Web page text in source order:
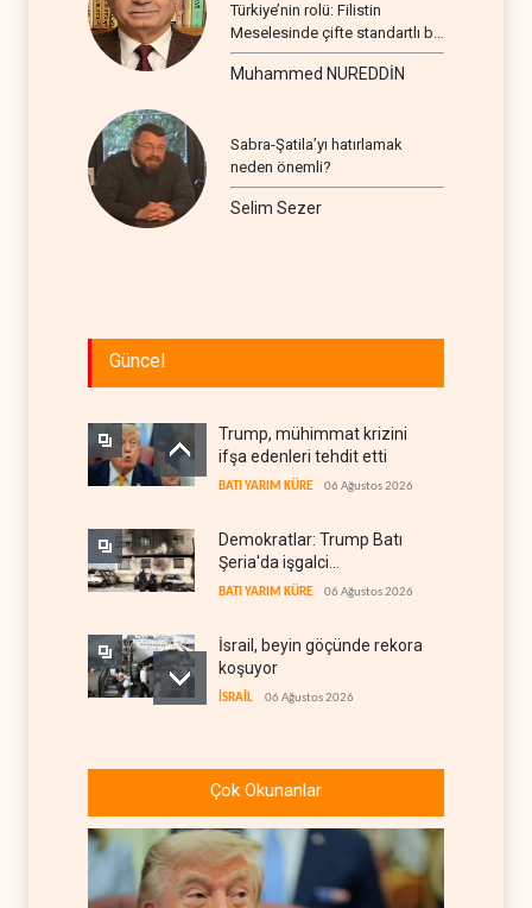
Türkiye’nin rolü: Filistin
Meselesinde çifte standartlı bir
seyir
Muhammed NUREDDİN
Sabra-Şatila’yı hatırlamak
neden önemli?
Selim Sezer
Güncel
Trump, mühimmat krizini
ifşa edenleri tehdit etti
BATI YARIM KÜRE 06 Ağustos 2026
Demokratlar: Trump Batı
Şeria'da işgalci
yerleşimcilere cezasızlık
BATI YARIM KÜRE 06 Ağustos 2026
İsrail, beyin göçünde rekora
koşuyor
İSRAİL 06 Ağustos 2026
Ukrayna'daki İHA
teknolojisinin peşine düştü
Suudi Arabistan, Asya için
petrol fiyatını altı yılın en
düşüğüne indirdi
Çok Okunanlar